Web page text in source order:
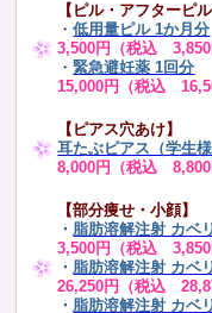
【ピル・アフターピ
・低用量ピル 1か月分
3,500円（税込 3,850
・緊急避妊薬 1回分
15,000円（税込
【ピアス穴あけ】
耳たぶピアス（学生
8,000円（税込 8,800
【部分痩せ・小顔】
・ 脂肪溶解注射 カベ
3,500円（税込 3,850
・ 脂肪溶解注射 カベ
26,250円（税込
・ 脂肪溶解注射 カベ